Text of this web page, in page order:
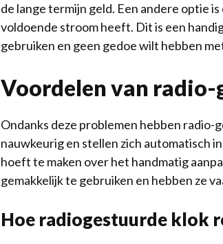
de lange termijn geld. Een andere optie
voldoende stroom heeft. Dit is een
gebruiken en geen gedoe wilt hebben
Voordelen van
Ondanks deze problemen hebben
nauwkeurig en stellen zich automatisch
hoeft te maken over het handmatig
gemakkelijk te gebruiken en hebben ze
Hoe radiogestuurde klok